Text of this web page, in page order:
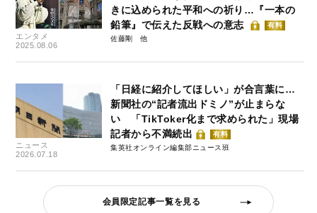
エンタメ
2025.08.06
きに込められた平和への祈り…『一本の
鉛筆』で伝えた反戦への意志
有料
佐藤剛
ニュース
2026.07.18
「日経に紹介してほしい」が合言葉に…
新聞社の“記者流出ドミノ”が止まらな
い 「TikToker化まで求められた」現場
記者から不満続出
有料
集英社オンライン編集部ニュース班
会員限定記事一覧を見る